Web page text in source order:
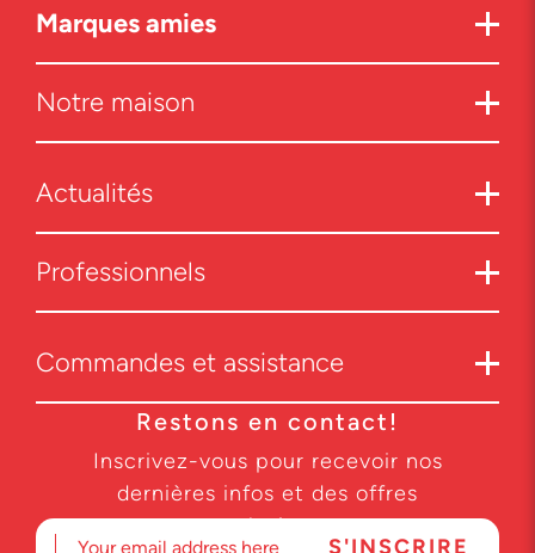
Marques amies
Notre maison
Actualités
Professionnels
Commandes et assistance
Restons en contact!
Inscrivez-vous pour recevoir nos
dernières infos et des offres
exclusives.